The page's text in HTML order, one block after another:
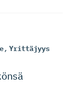
, Yrittäjyys